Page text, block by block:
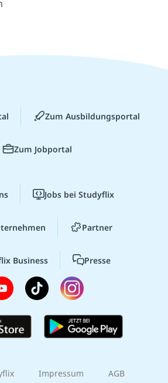
Zum Ausbildungsportal
Zum Jobportal
Jobs bei Studyflix
Partner
Business Presse
Impressum AGB